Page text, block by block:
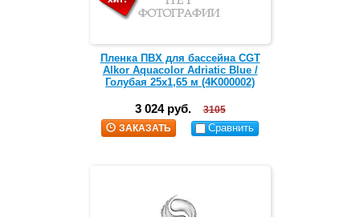
Пленка ПВХ для бассейна CGT
Alkor Aquacolor Adriatic Blue /
Голубая 25х1,65 м (4K000002)
3 024 руб.
3105
ЗАКАЗАТЬ
Сравнить